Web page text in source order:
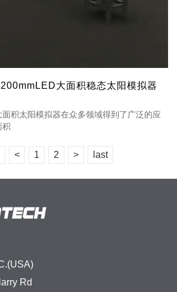
大面积稳态太阳模拟器
积太阳模拟器在众多领域得到了广泛的应
积
< 1 2 > last
Rd